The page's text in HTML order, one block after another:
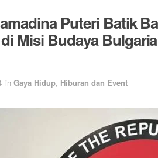
Puteri Batik
Misi Budaya
in Gaya Hidup, Hiburan dan Event